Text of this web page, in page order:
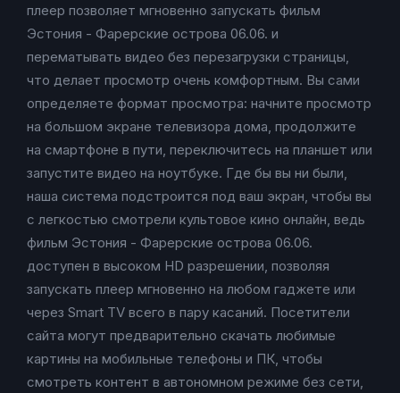
плеер позволяет мгновенно запускать фильм
Эстония - Фарерские острова 06.06. и
перематывать видео без перезагрузки страницы,
что делает просмотр очень комфортным. Вы сами
определяете формат просмотра: начните просмотр
на большом экране телевизора дома, продолжите
на смартфоне в пути, переключитесь на планшет или
запустите видео на ноутбуке. Где бы вы ни были,
наша система подстроится под ваш экран, чтобы вы
с легкостью смотрели культовое кино онлайн, ведь
фильм Эстония - Фарерские острова 06.06.
доступен в высоком HD разрешении, позволяя
запускать плеер мгновенно на любом гаджете или
через Smart TV всего в пару касаний. Посетители
сайта могут предварительно скачать любимые
картины на мобильные телефоны и ПК, чтобы
смотреть контент в автономном режиме без сети,